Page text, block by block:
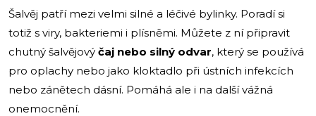
Šalvěj patří mezi velmi silné a léčivé bylinky. Poradí si
totiž s viry, bakteriemi i plísněmi. Můžete z ní připravit
chutný šalvějový čaj nebo silný odvar, který se používá
pro oplachy nebo jako kloktadlo při ústních infekcích
nebo zánětech dásní. Pomáhá ale i na další vážná
onemocnění.